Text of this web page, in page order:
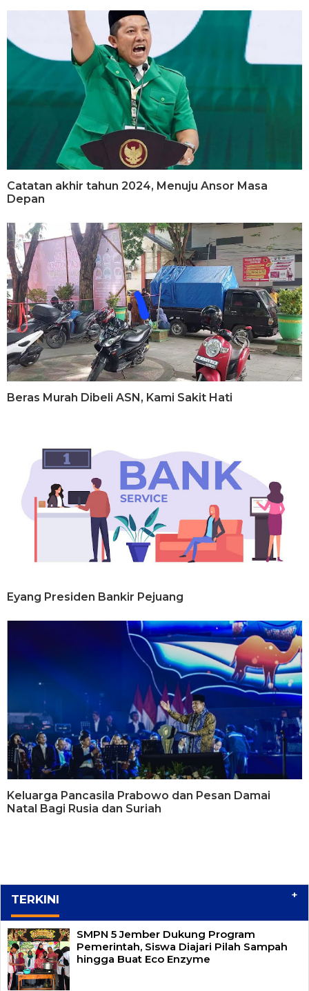
Catatan akhir tahun 2024, Menuju Ansor Masa
Depan
Beras Murah Dibeli ASN, Kami Sakit Hati
Eyang Presiden Bankir Pejuang
Keluarga Pancasila Prabowo dan Pesan Damai
Natal Bagi Rusia dan Suriah
TERKINI +
SMPN 5 Jember Dukung Program
Pemerintah, Siswa Diajari Pilah Sampah
hingga Buat Eco Enzyme